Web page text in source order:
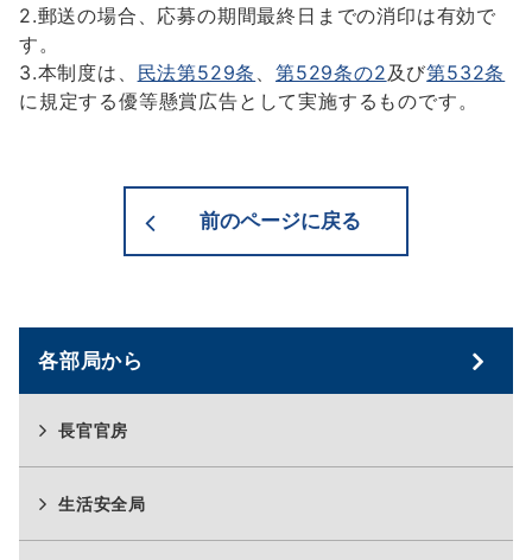
2.郵送の場合、応募の期間最終日までの消印は有効で
す。
3.本制度は、 民法第529条 、第529条の2及び第532条
に規定する優等懸賞広告として実施するものです。
前のページに戻る
各部局から
長官官房
生活安全局